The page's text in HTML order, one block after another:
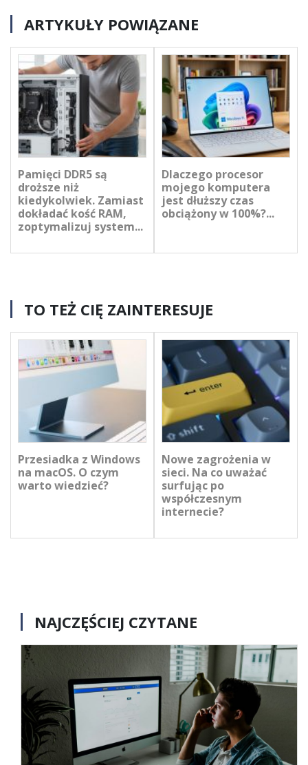
ARTYKUŁY POWIĄZANE
Pamięci DDR5 są
droższe niż
kiedykolwiek. Zamiast
dokładać kość RAM,
zoptymalizuj system...
Dlaczego procesor
mojego komputera
jest dłuższy czas
obciążony w 100%?...
TO TEŻ CIĘ ZAINTERESUJE
Przesiadka z Windows
na macOS. O czym
warto wiedzieć?
Nowe zagrożenia w
sieci. Na co uważać
surfując po
współczesnym
internecie?
NAJCZĘŚCIEJ CZYTANE